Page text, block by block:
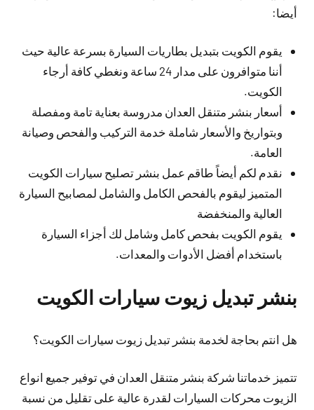
أيضا:
يقوم الكويت بتبديل بطاريات السيارة بسرعة عالية حيث
أننا متوافرون على مدار 24 ساعة ونغطي كافة أرجاء
الكويت.
أسعار بنشر متنقل العدان مدروسة بعناية تامة ومفصلة
وبتواريخ والأسعار شاملة خدمة التركيب والفحص وصيانة
العامة.
نقدم لكم أيضاً طاقم عمل بنشر تصليح سيارات الكويت
المتميز ليقوم بالفحص الكامل والشامل لمصابيح السيارة
العالية والمنخفضة
يقوم الكويت بفحص كامل وشامل لك أجزاء السيارة
باستخدام أفضل الأدوات والمعدات.
بنشر تبديل زيوت سيارات الكويت
هل انتم بحاجة لخدمة بنشر تبديل زيوت سيارات الكويت؟
تتميز خدماتنا شركة بنشر متنقل العدان في توفير جميع انواع
الزيوت محركات السيارات لقدرة عالية على تقليل من نسبة